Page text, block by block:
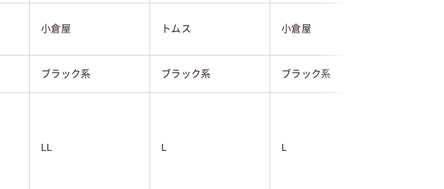
小倉屋 トムス 小倉屋
ブラック系 ブラック系 ブラック系
LL L L